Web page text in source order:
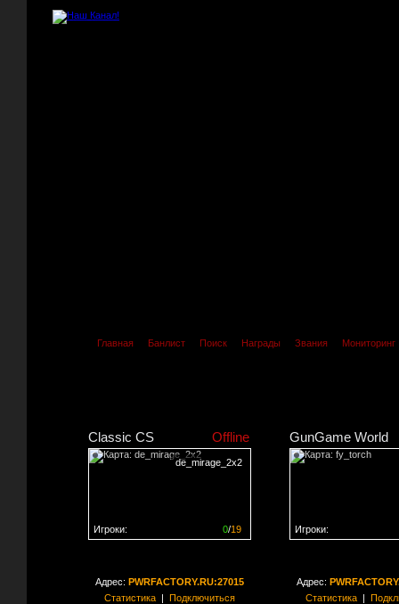
Главная Банлист Поиск Награды Звания Мониторинг
Classic CS Offline
de_mirage_2x2
0/19
Игроки:
GunGame World
Игроки:
Адрес: PWRFACTORY.RU:27015
Статистика| Подключиться
Адрес:
Статистика|